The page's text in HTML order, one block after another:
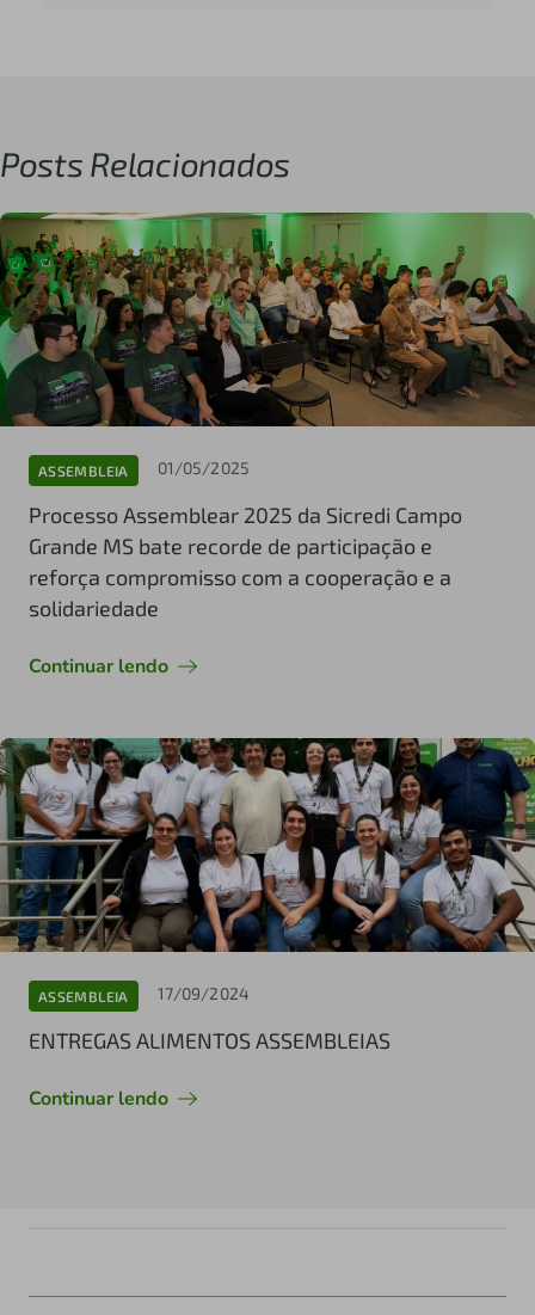
Posts Relacionados
ASSEMBLEIA 01/05/2025
Processo Assemblear 2025 da Sicredi Campo
Grande MS bate recorde de participação e
reforça compromisso com a cooperação e a
solidariedade
Continuar lendo
ASSEMBLEIA 17/09/2024
ENTREGAS ALIMENTOS ASSEMBLEIAS
Continuar lendo